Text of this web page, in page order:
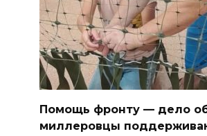
Помощь фронту — дело
миллеровцы